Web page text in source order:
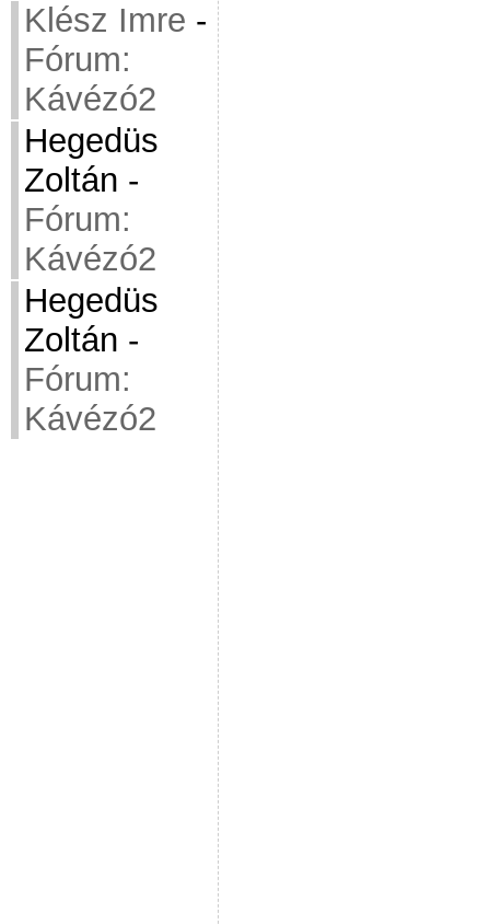
Klész Imre -
Fórum:
Kávézó2
Hegedüs
Zoltán -
Fórum:
Kávézó2
Hegedüs
Zoltán -
Fórum:
Kávézó2